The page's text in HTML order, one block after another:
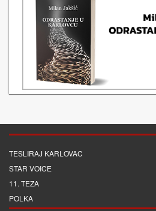
TESLIRAJ KARLOVAC
STAR VOICE
11. TEZA
POLKA